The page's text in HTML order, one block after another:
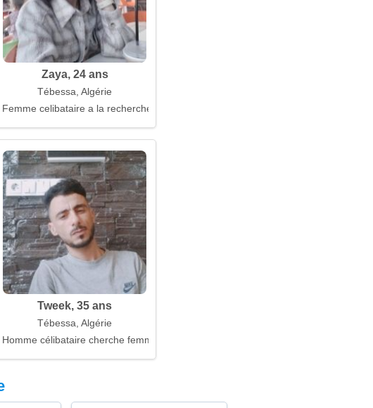
ouvert
Zaya, 24 ans
Tébessa, Algérie
Femme celibataire a la recherche d'un mari
Tweek, 35 ans
Tébessa, Algérie
Homme célibataire cherche femme